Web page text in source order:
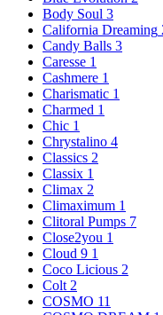
Body Soul 3
California Dreaming
Candy Balls 3
Caresse 1
Cashmere 1
Charismatic 1
Charmed 1
Chic 1
Chrystalino 4
Classics 2
Classix 1
Climax 2
Climaximum 1
Clitoral Pumps 7
Close2you 1
Cloud 9 1
Coco Licious 2
Colt 2
COSMO 11